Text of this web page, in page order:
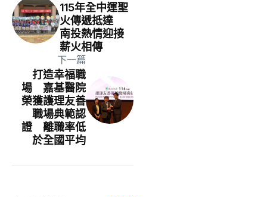
115年全中運聖
火傳遞抵達
南投熱情迎接
薪火相傳
下一篇
打造幸福職
場 嘉基醫院
榮獲護理友善
職場典範認
證 離職率低
於全國平均